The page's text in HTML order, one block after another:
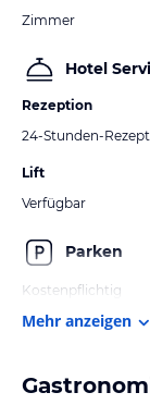
Zimmer
Hotel
Rezeption
24-Stunden-
Lift
Verfügbar
Parken
Kostenpflichtig
Mehr anzeigen